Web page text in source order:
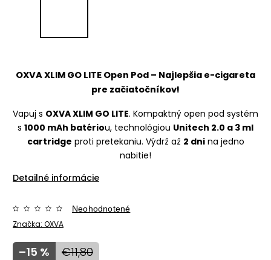
OXVA XLIM GO LITE Open Pod – Najlepšia e-cigareta
pre začiatočníkov!
Vapuj s OXVA XLIM GO LITE. Kompaktný open pod systém
s 1000 mAh batériou, technológiou Unitech 2.0 a 3 ml
cartridge proti pretekaniu. Výdrž až 2 dnina jedno
nabitie!
Detailné informácie
Značka: OXVA
Neohodnotené
€11,80
–15 %